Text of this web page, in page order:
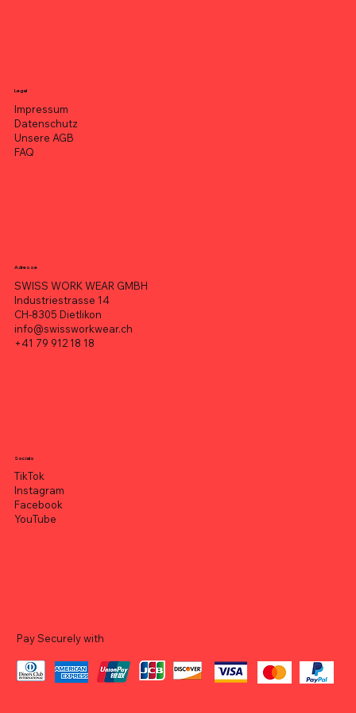
Legal
Impressum
Datenschutz
Unsere AGB
FAQ
Adresse
SWISS WORK WEAR GMBH
Industriestrasse 14
CH-8305 Dietlikon
info@swissworkwear.ch
+41 79 912 18 18
Socials
TikTok
Instagram
Facebook
YouTube
Pay Securely with